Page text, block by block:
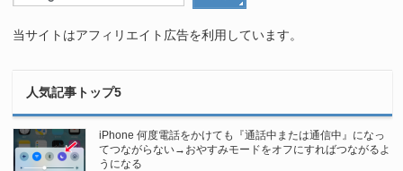
当サイトはアフィリエイト広告を利用しています。
人気記事トップ5
iPhone 何度電話をかけても『通話中または通信中』になっ
てつながらない→おやすみモードをオフにすればつながるよ
うになる